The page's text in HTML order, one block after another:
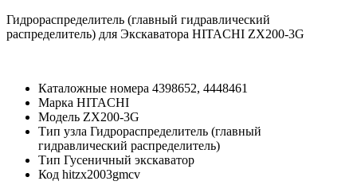
Гидрораспределитель (главный гидравлический
распределитель) для Экскаватора HITACHI ZX200-3G
Каталожные номера 4398652, 4448461
Марка HITACHI
Модель ZX200-3G
Тип узла Гидрораспределитель (главный
гидравлический распределитель)
Тип Гусеничный экскаватор
Код hitzx2003gmcv